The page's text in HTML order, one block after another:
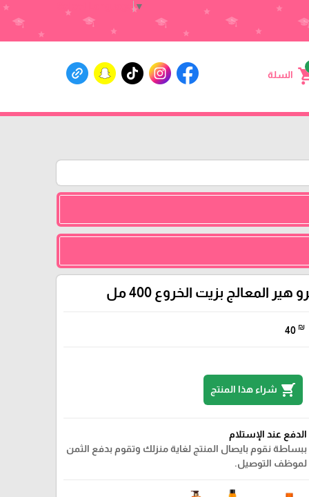
Select Language▼
السلة
هير المعالج بزيت الخروع 400 مل
40 ₪
shopping_cart شراء هذا المنتج
الدفع عند الإستلام
ببساطة نقوم بايصال المنتج لغاية منزلك وتقوم بدفع الثمن
لموظف التوصيل.